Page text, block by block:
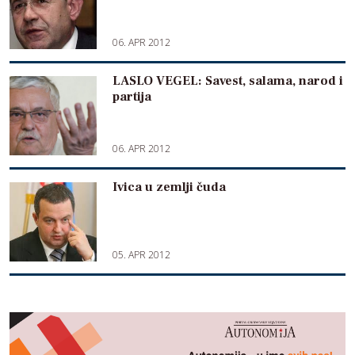
06. APR 2012
LASLO VEGEL: Savest, salama, narod i
partija
06. APR 2012
Ivica u zemlji čuda
05. APR 2012